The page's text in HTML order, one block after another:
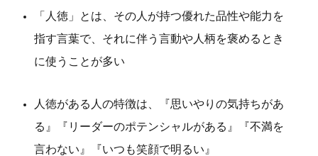
「人徳」とは、その人が持つ優れた品性や能力を
指す言葉で、それに伴う言動や人柄を褒めるとき
に使うことが多い
人徳がある人の特徴は、『思いやりの気持ちがあ
る』『リーダーのポテンシャルがある』『不満を
言わない』『いつも笑顔で明るい』